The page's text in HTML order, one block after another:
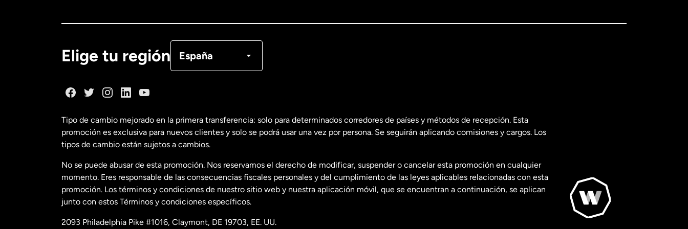
Elige tu región España
Estados Unidos English
Estados Unidos Español
Francia
Tipo de cambio mejorado en la primera transferencia: solo para determinados corredores de países y métodos de recepción. Esta
promoción es exclusiva para nuevos clientes y solo se podrá usar una vez por persona. Se seguirán aplicando comisiones y cargos. Los
tipos de cambio están sujetos a cambios.
No se puede abusar de esta promoción. Nos reservamos el derecho de modificar, suspender o cancelar esta promoción en cualquier
momento. Eres responsable de las consecuencias fiscales personales y del cumplimiento de las leyes aplicables relacionadas con esta
promoción. Los términos y condiciones de nuestro sitio web y nuestra aplicación móvil, que se encuentran a continuación, se aplican
junto con estos Términos y condiciones específicos.
2093 Philadelphia Pike #1016, Claymont, DE 19703, EE. UU.